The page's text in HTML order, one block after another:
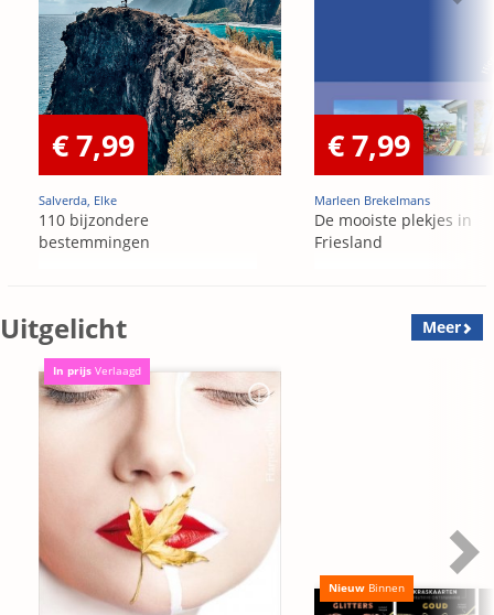
€ 7,99
Salverda, Elke
110 bijzondere
bestemmingen
€ 7,99
Marleen Brekelmans
De mooiste plekjes in
Friesland
Uitgelicht Meer
In prijs Verlaagd
Nieuw Binnen